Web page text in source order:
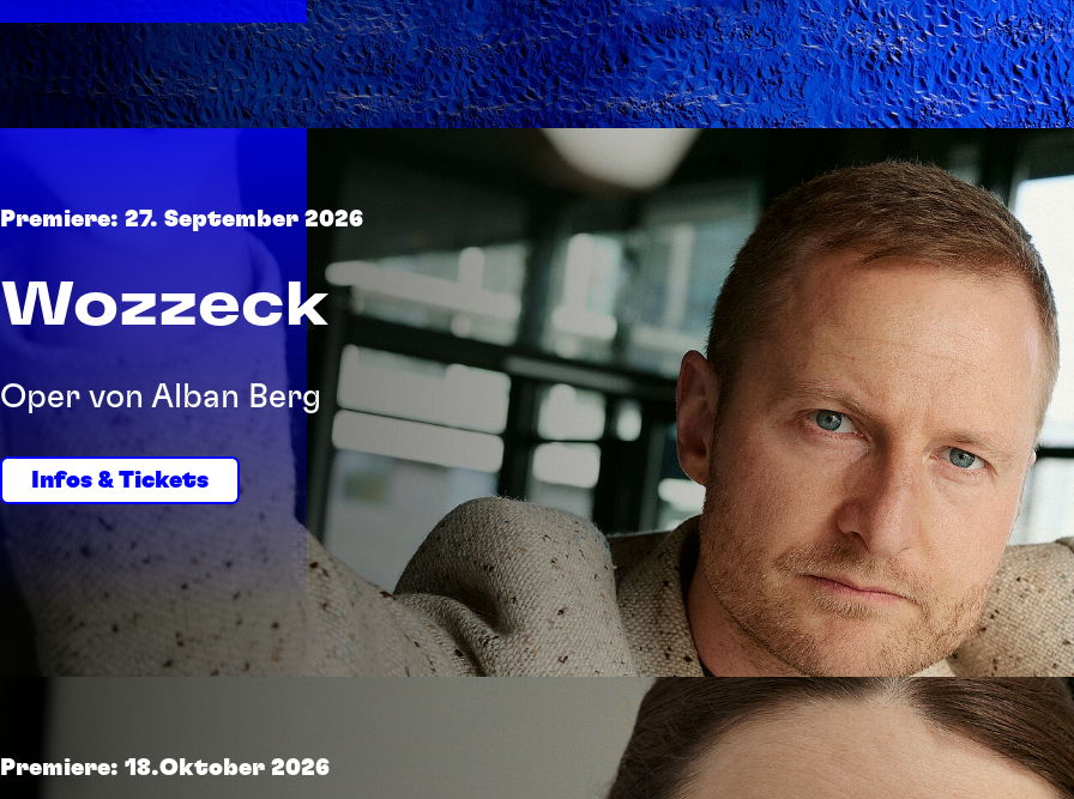
Suchbegriff
Premiere: 27. September 2026
Wozzeck
Oper von Alban Berg
Infos & Tickets
Premiere: 18.Oktober 2026